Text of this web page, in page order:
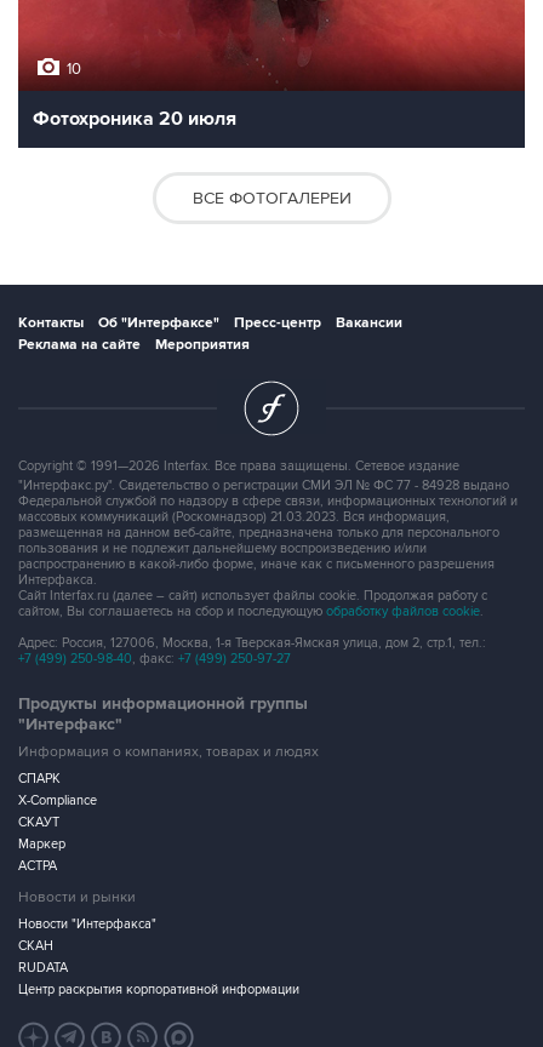
10
Фотохроника 20 июля
ВСЕ ФОТОГАЛЕРЕИ
Контакты Об "Интерфаксе" Пресс-центр
Вакансии
Реклама на сайте
Мероприятия
Copyright © 1991—2026 Interfax. Все права защищены. Сетевое издание
"Интерфакс.ру". Свидетельство о регистрации СМИ ЭЛ № ФС 77 - 84928 выдано
Федеральной службой по надзору в сфере связи, информационных технологий и
массовых коммуникаций (Роскомнадзор) 21.03.2023. Вся информация,
размещенная на данном веб-сайте, предназначена только для персонального
пользования и не подлежит дальнейшему воспроизведению и/или
распространению в какой-либо форме, иначе как с письменного разрешения
Интерфакса.
Сайт Interfax.ru (далее – сайт) использует файлы cookie. Продолжая работу с
сайтом, Вы соглашаетесь на сбор и последующую обработку файлов cookie.
Адрес: Россия, 127006, Москва, 1-я Тверская-Ямская улица, дом 2, стр.1, тел.:
+7 (499) 250-98-40, факс: +7 (499) 250-97-27
Продукты информационной группы
"Интерфакс"
Информация о компаниях, товарах и людях
СПАРК
X-Compliance
СКАУТ
Маркер
АСТРА
Новости и рынки
Новости "Интерфакса"
СКАН
RUDATA
Центр раскрытия корпоративной информации